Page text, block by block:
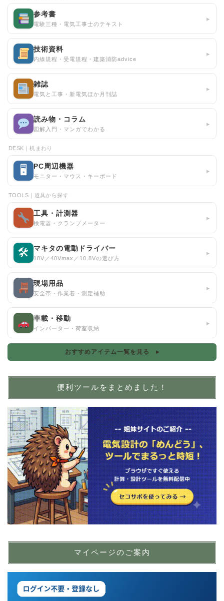
参考書
電験三種・電気工事士のテキスト
▸
技術資料
内線規程・受電規程・建築消防advice
▸
雑誌
電気と工事・新電気ほか月刊誌
▸
読み物・コラム
図解入門・マンガでわかる
▸
DESK｜机まわり
🖥 PC周辺機器
モニター・マウス・キーボード
▸
TOOLS｜道具から探す
工具・計測器
検電器・クランプメーター
▸
🛠 マキタの電動ドライバー
18V／40Vmax／10.8Vの選び方
▸
現場用品
安全帯・作業着・測定補助
▸
車載・移動
インバーター・荷室収納
▸
おすすめアイテム一覧を見る ▸
便利ツールをまとめました！
マイページのご案内